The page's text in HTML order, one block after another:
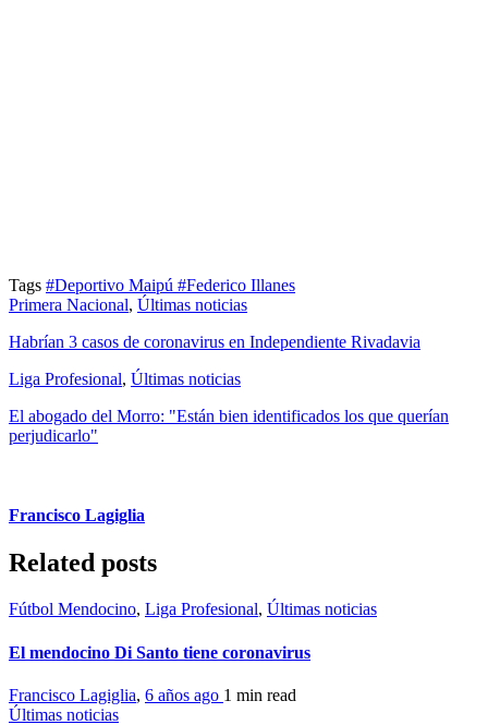
Tags #Deportivo Maipú #Federico Illanes
Primera Nacional, Últimas noticias
Habrían 3 casos de coronavirus en Independiente Rivadavia
Liga Profesional, Últimas noticias
El abogado del Morro: "Están bien identificados los que querían
perjudicarlo"
Francisco Lagiglia
Related posts
Fútbol Mendocino, Liga Profesional, Últimas noticias
El mendocino Di Santo tiene coronavirus
Francisco Lagiglia, 6 años ago 1 min read
Últimas noticias